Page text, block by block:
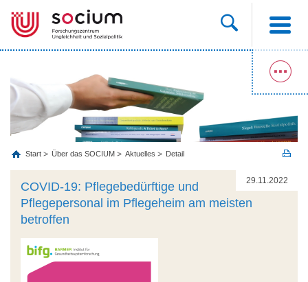
Start Über das SOCIUM Aktuelles Detail
29.11.2022
COVID-19: Pflegebedürftige und
Pflegepersonal im Pflegeheim am meisten
betroffen